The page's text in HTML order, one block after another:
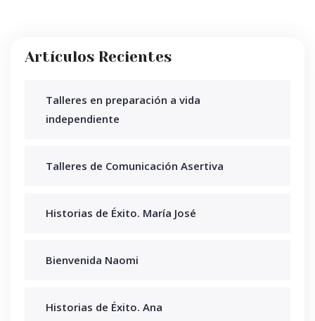
Artículos Recientes
Talleres en preparación a vida
independiente
Talleres de Comunicación Asertiva
Historias de Éxito. María José
Bienvenida Naomi
Historias de Éxito. Ana